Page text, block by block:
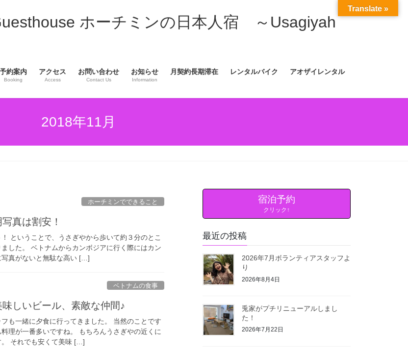
ホーチミンの日本人宿 ～Usagiyah
予約案内
Booking
アクセス
Access
お問い合わせ
Contact Us
お知らせ
Information
月契約長期滞在 レンタルバイク アオザイレンタル
2018年11月
ホーチミンでできること
真は割安！
ということで、うさぎやから歩いて約３分のとこ
した。 ベトナムからカンボジアに行く際にはカン
写真がないと無駄な高い […]
ベトナムの食事
しいビール、素敵な仲間♪
も一緒に夕食に行ってきました。 当然のことです
理が一番多いですね。 もちろんうさぎやの近くに
。 それでも安くて美味 […]
宿泊予約
クリック↑
最近の投稿
2026年7月ボランティアスタッフよ
り
2026年8月4日
兎家がプチリニューアルしまし
た！
2026年7月22日
Translate »